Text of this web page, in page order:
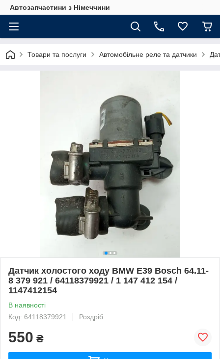
Автозапчастини з Німеччини
Товари та послуги Автомобільне реле та датчики
Датчик холостого ходу BMW E39 Bosch 64.11-
8 379 921 / 64118379921 / 1 147 412 154 /
1147412154
В наявності
Код: 64118379921
Роздріб
550 ₴